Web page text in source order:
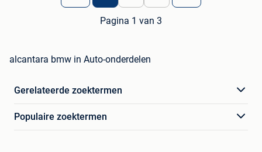
Pagina 1 van 3
alcantara bmw in Auto-onderdelen
Gerelateerde zoektermen
Populaire zoektermen